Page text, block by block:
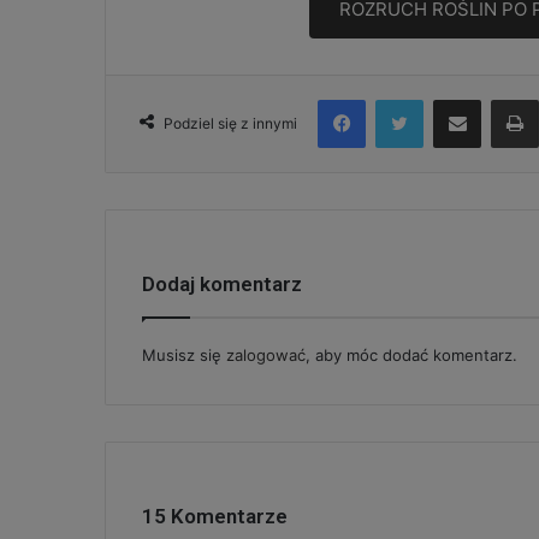
ROZRUCH ROŚLIN PO
Podziel się z innymi
FacebookTwitter Udostępnij via e-mail
Dodaj komentarz
Musisz się zalogować, aby móc dodać komentarz.
15 Komentarze